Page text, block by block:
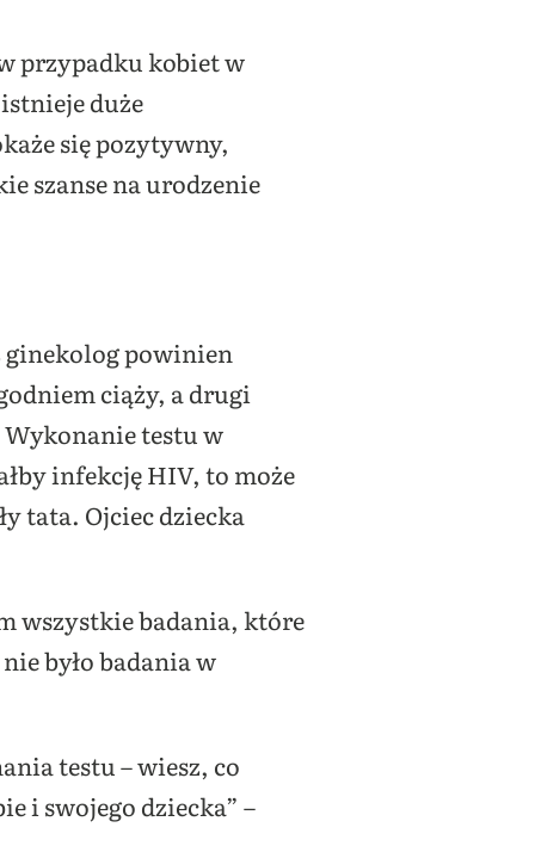
przypadku kobiet w
duże
się pozytywny,
szanse na urodzenie
ginekolog powinien
ciąży, a drugi
testu w
infekcję HIV, to może
tata. Ojciec dziecka
wszystkie badania, które
było badania w
testu – wiesz, co
i swojego dziecka” –